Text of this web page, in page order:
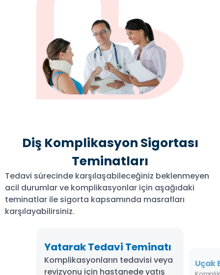
Diş Komplikasyon Sigortası
Teminatları
Tedavi sürecinde karşılaşabileceğiniz beklenmeyen
acil durumlar ve komplikasyonlar için aşağıdaki
teminatlar ile sigorta kapsamında masrafları
karşılayabilirsiniz.
Yatarak Tedavi Teminatı
Komplikasyonların tedavisi veya
revizyonu için hastanede yatış
Uçak
Konaklama Teminatı
Komplikasyon tedavisi sürecinde
Türkiye’de konaklama
Kendi Ülkesinde
Müdahale Teminatı
Refakatçi Giderleri
Teminatı
Seyahat Poliçesi Teminatı
Hastalık, kaza, cenaze nakli ve
acil tıbbi danışmanlık